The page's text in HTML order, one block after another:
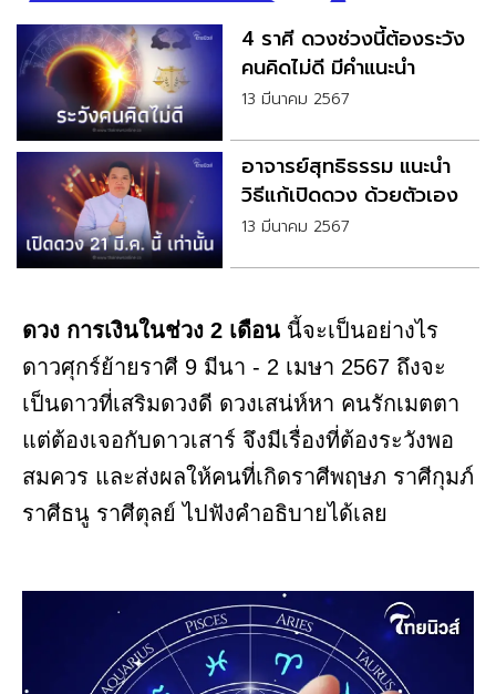
4 ราศี ดวงช่วงนี้ต้องระวัง
คนคิดไม่ดี มีคำแนะนำ
13 มีนาคม 2567
อาจารย์สุทธิธรรม แนะนำ
วิธีแก้เปิดดวง ด้วยตัวเอง
13 มีนาคม 2567
ดวง การเงินในช่วง 2 เดือน นี้จะเป็นอย่างไร
ดาวศุกร์ย้ายราศี 9 มีนา - 2 เมษา 2567 ถึงจะ
เป็นดาวที่เสริมดวงดี ดวงเสน่ห์หา คนรักเมตตา
แต่ต้องเจอกับดาวเสาร์ จึงมีเรื่องที่ต้องระวังพอ
สมควร และส่งผลให้คนที่เกิดราศีพฤษภ ราศีกุมภ์
ราศีธนู ราศีตุลย์ ไปฟังคำอธิบายได้เลย